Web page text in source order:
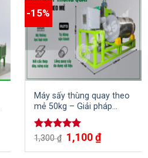
-15%
Máy sấy thùng quay theo
mẻ 50kg – Giải pháp
trong sản xuất hiệu quả
và bền vững
Được xếp
5.00
1,300₫ 1,100₫